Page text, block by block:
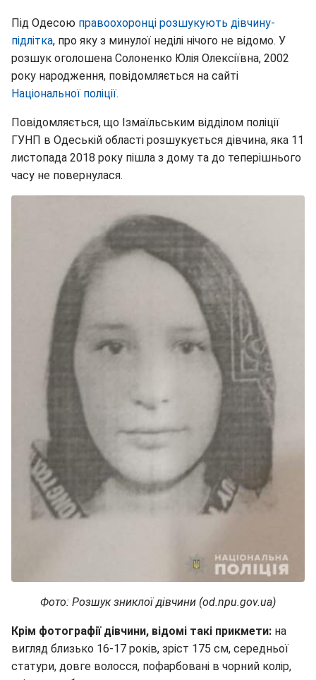
Під Одесою правоохоронці розшукують дівчину-
підлітка, про яку з минулої неділі нічого не відомо. У
розшук оголошена Солоненко Юлія Олексіївна, 2002
року народження, повідомляється на сайті
Національної поліції.
Повідомляється, що Ізмаїльським відділом поліції
ГУНП в Одеській області розшукується дівчина, яка 11
листопада 2018 року пішла з дому та до теперішнього
часу не повернулася.
Фото: Розшук зниклої дівчини (od.npu.gov.ua)
Крім фотографії дівчини, відомі такі прикмети: на
вигляд близько 16-17 років, зріст 175 см, середньої
статури, довге волосся, пофарбовані в чорний колір,